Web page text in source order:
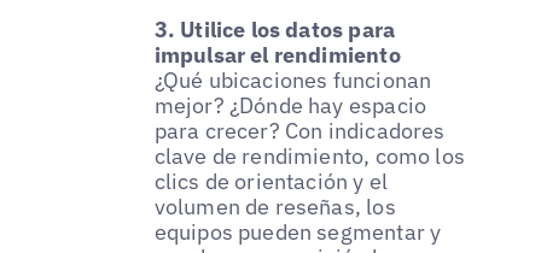
3. Utilice los datos para
impulsar el rendimiento
¿Qué ubicaciones funcionan
mejor? ¿Dónde hay espacio
para crecer? Con indicadores
clave de rendimiento, como los
clics de orientación y el
volumen de reseñas, los
equipos pueden segmentar y